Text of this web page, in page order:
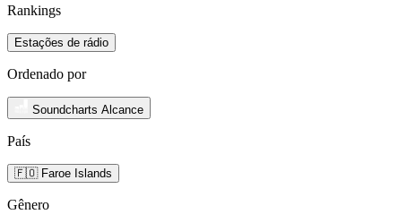
Rankings
Estações de rádio
Ordenado por
Soundcharts Alcance
País
🇫🇴 Faroe Islands
Gênero